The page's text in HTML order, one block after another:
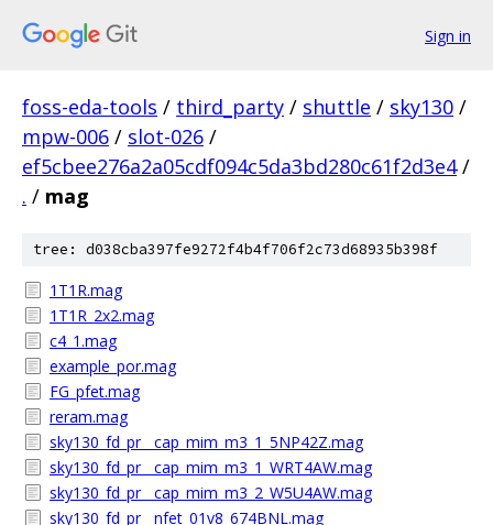
Sign in
foss-eda-tools / third_party / shuttle / sky130 /
mpw-006 / slot-026 /
ef5cbee276a2a05cdf094c5da3bd280c61f2d3e4 /
. / mag
tree: d038cba397fe9272f4b4f706f2c73d68935b398f
1T1R.mag
1T1R_2x2.mag
c4_1.mag
example_por.mag
FG_pfet.mag
reram.mag
sky130_fd_pr__cap_mim_m3_1_5NP42Z.mag
sky130_fd_pr__cap_mim_m3_1_WRT4AW.mag
sky130_fd_pr__cap_mim_m3_2_W5U4AW.mag
sky130_fd_pr__nfet_01v8_674BNL.mag